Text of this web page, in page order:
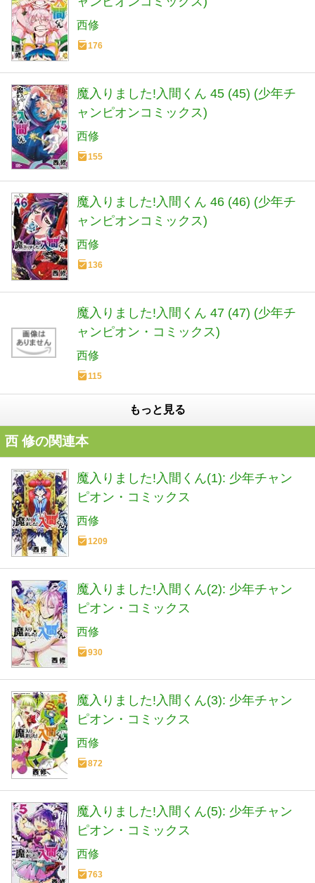
西修
176
魔入りました!入間くん 45 (45) (少年チ
ャンピオンコミックス)
西修
155
魔入りました!入間くん 46 (46) (少年チ
ャンピオンコミックス)
西修
136
魔入りました!入間くん 47 (47) (少年チ
ャンピオン・コミックス)
西修
115
もっと見る
西 修の関連本
魔入りました!入間くん(1): 少年チャン
ピオン・コミックス
西修
1209
魔入りました!入間くん(2): 少年チャン
ピオン・コミックス
西修
930
魔入りました!入間くん(3): 少年チャン
ピオン・コミックス
西修
872
魔入りました!入間くん(5): 少年チャン
ピオン・コミックス
西修
763